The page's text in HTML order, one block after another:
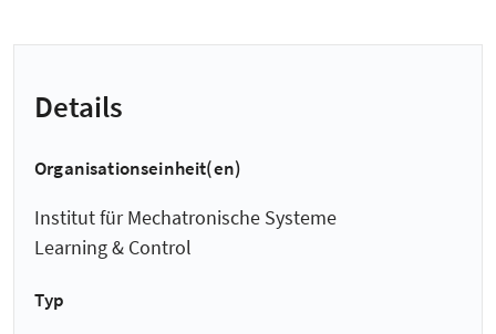
Details
Organisationseinheit(en)
Institut für Mechatronische Systeme
Learning & Control
Typ